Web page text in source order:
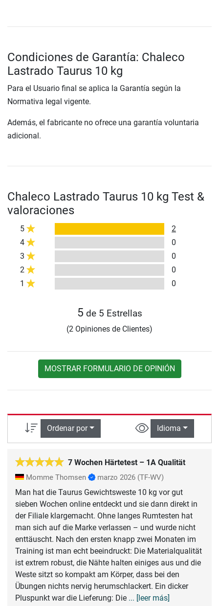
Condiciones de Garantía: Chaleco
Lastrado Taurus 10 kg
Para el Usuario final se aplica la Garantía según la
Normativa legal vigente.
Además, el fabricante no ofrece una garantía voluntaria
adicional.
Chaleco Lastrado Taurus 10 kg Test &
valoraciones
5
2
4
0
3
0
2
0
1
0
5 de 5 Estrellas
(2 Opiniones de Clientes)
MOSTRAR FORMULARIO DE OPINIÓN
Ordenar por Idioma
7 Wochen Härtetest – 1A Qualität
Momme Thomsen marzo 2026 (TF-WV)
Man hat die Taurus Gewichtsweste 10 kg vor gut
sieben Wochen online entdeckt und sie dann direkt in
der Filiale klargemacht. Ohne langes Rumtesten hat
man sich auf die Marke verlassen – und wurde nicht
enttäuscht. Nach den ersten knapp zwei Monaten im
Training ist man echt beeindruckt: Die Materialqualität
ist extrem robust, die Nähte halten einiges aus und die
Weste sitzt so kompakt am Körper, dass bei den
Übungen nichts nervig herumschlackert. Ein dicker
Pluspunkt war die Lieferung: Die ... [leer más]